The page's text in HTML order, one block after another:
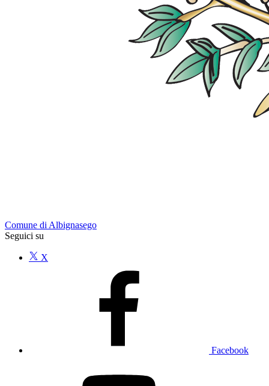
Comune di Albignasego
Seguici su
X
Facebook